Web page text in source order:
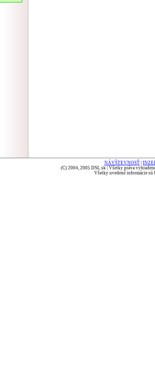
NÁVŠTEVNOSŤ
(C) 2004, 2005 DSL.sk | Všetky práva
Všetky uvedené informácie sú